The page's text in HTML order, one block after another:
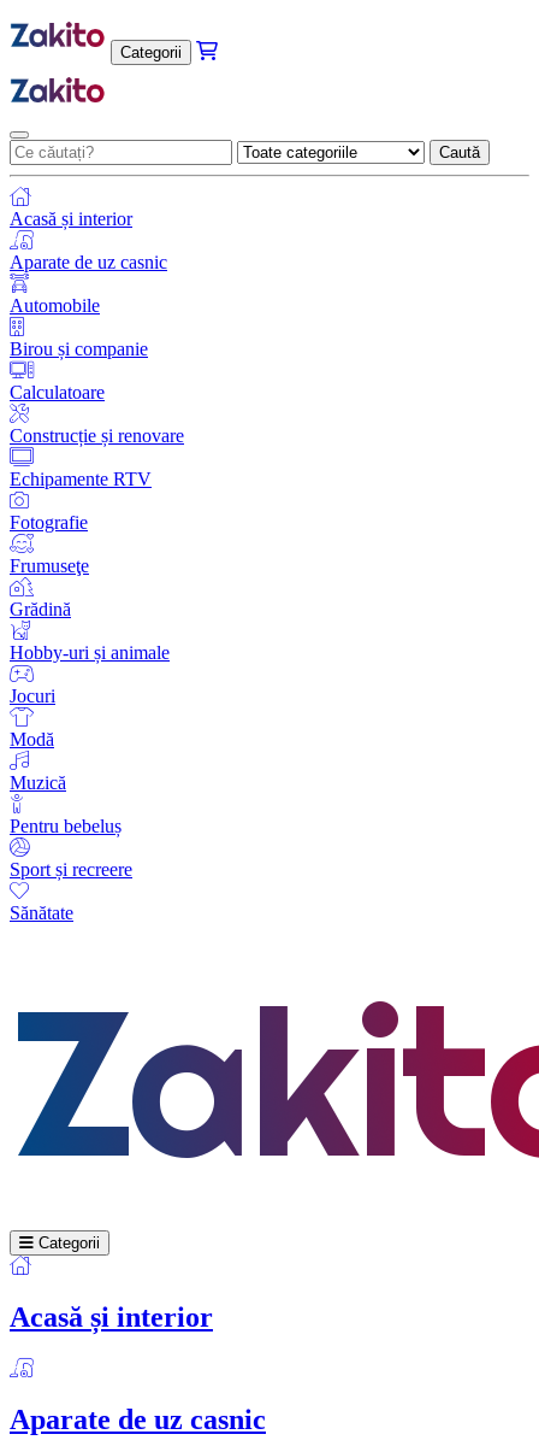
Categorii
Caută
Acasă și interior
Aparate de uz casnic
Automobile
Birou și companie
Calculatoare
Construcție și renovare
Echipamente RTV
Fotografie
Frumuseţe
Grădină
Hobby-uri și animale
Jocuri
Modă
Muzică
Pentru bebeluș
Sport și recreere
Sănătate
Categorii
Acasă și interior
Aparate de uz casnic